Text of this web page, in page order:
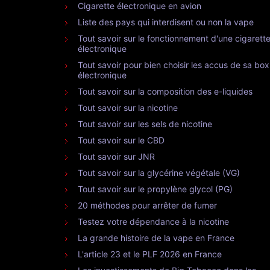
Cigarette électronique en avion
Liste des pays qui interdisent ou non la vape
Tout savoir sur le fonctionnement d'une cigarette
électronique
Tout savoir pour bien choisir les accus de sa box
électronique
Tout savoir sur la composition des e-liquides
Tout savoir sur la nicotine
Tout savoir sur les sels de nicotine
Tout savoir sur le CBD
Tout savoir sur JNR
Tout savoir sur la glycérine végétale (VG)
Tout savoir sur le propylène glycol (PG)
20 méthodes pour arrêter de fumer
Testez votre dépendance à la nicotine
La grande histoire de la vape en France
L'article 23 et le PLF 2026 en France